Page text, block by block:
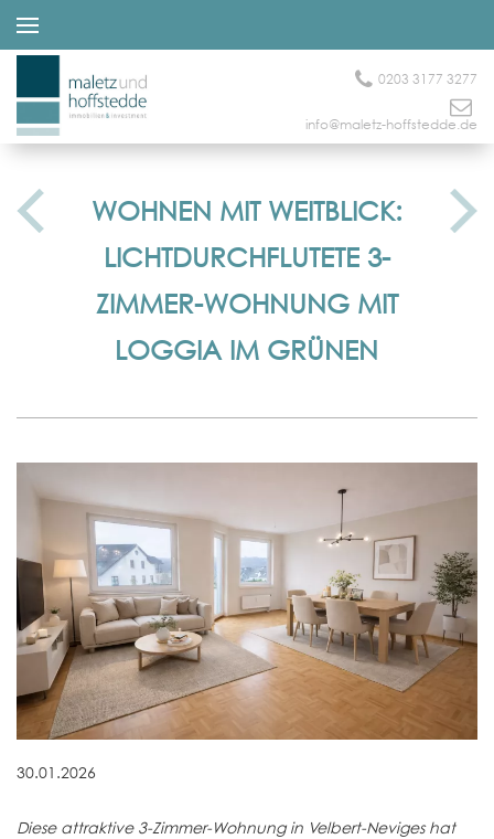
0203 3177 3277
info@maletz-hoffstedde.de
WOHNEN MIT WEITBLICK:
LICHTDURCHFLUTETE 3-
ZIMMER-WOHNUNG MIT
LOGGIA IM GRÜNEN
30.01.2026
Diese attraktive 3-Zimmer-Wohnung in Velbert-Neviges hat